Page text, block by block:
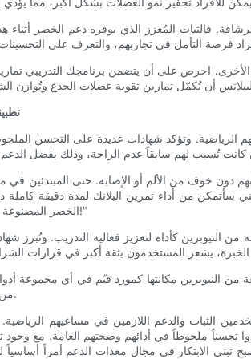
فالثبات المُعزز الذي يوفره دعم الخصر أثناء
الأخرى. احرص على أن يتضمن برنامجك التدريبي
وتؤكد شهادات عديدة على التحسن الملحوظ
دون خوف من الألم أو الإصابة. حتى المبتدئين في
سأتمكن من أداء تمرين البلانك لمدة دقيقة
الخصر المصنوعة من النيوبرين. إنها تُحدث فرقًا كبيرًا!"
النيوبرين كأداة لتعزيز فعالية التدريب. وتُبرز
النيوبرين مكانتها كمورد قيّم في أي مجموعة
من خوض رحلتهم الصحية بجدّ ومثابرة.
الثبات والدعم اللازمين في مساعيهم
تحسناً ملحوظاً في أدائهم وصحتهم العامة. مع وجود
الابتكار في مجال معدات الدعم أمراً أساسياً